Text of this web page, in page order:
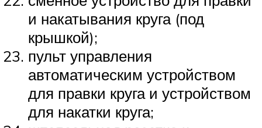
и накатывания круга (под
крышкой);
пульт управления
автоматическим устройством
для правки круга и устройством
для накатки круга;